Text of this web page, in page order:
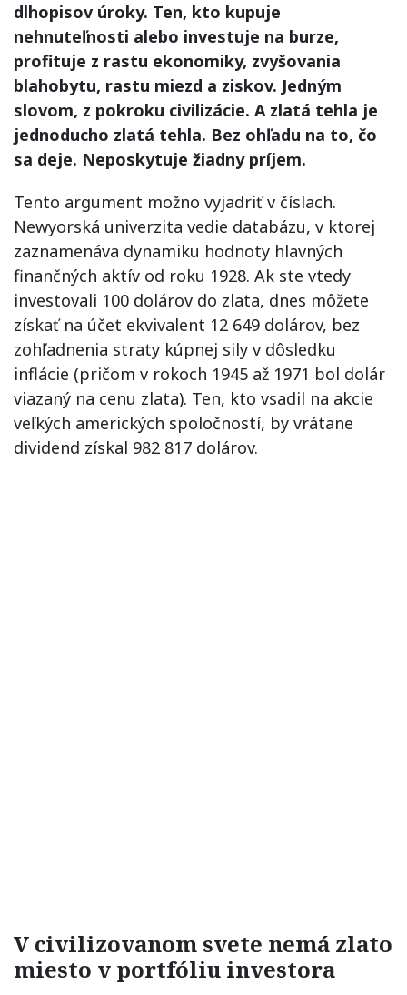
dlhopisov úroky. Ten, kto kupuje
nehnuteľnosti alebo investuje na burze,
profituje z rastu ekonomiky, zvyšovania
blahobytu, rastu miezd a ziskov. Jedným
slovom, z pokroku civilizácie. A zlatá tehla je
jednoducho zlatá tehla. Bez ohľadu na to, čo
sa deje. Neposkytuje žiadny príjem.
Tento argument možno vyjadriť v číslach.
Newyorská univerzita vedie databázu, v ktorej
zaznamenáva dynamiku hodnoty hlavných
finančných aktív od roku 1928. Ak ste vtedy
investovali 100 dolárov do zlata, dnes môžete
získať na účet ekvivalent 12 649 dolárov, bez
zohľadnenia straty kúpnej sily v dôsledku
inflácie (pričom v rokoch 1945 až 1971 bol dolár
viazaný na cenu zlata). Ten, kto vsadil na akcie
veľkých amerických spoločností, by vrátane
dividend získal 982 817 dolárov.
V civilizovanom svete nemá zlato
miesto v portfóliu investora